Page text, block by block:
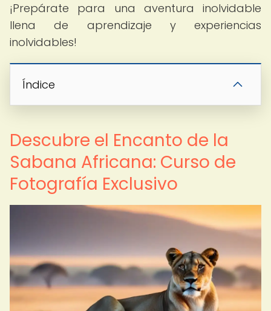
¡Prepárate para una aventura inolvidable
llena de aprendizaje y experiencias
inolvidables!
Índice
Descubre el Encanto de la
Sabana Africana: Curso de
Fotografía Exclusivo